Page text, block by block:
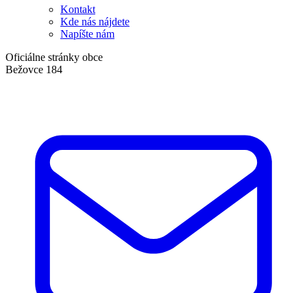
Kontakt
Kde nás nájdete
Napíšte nám
Oficiálne stránky obce
Bežovce 184